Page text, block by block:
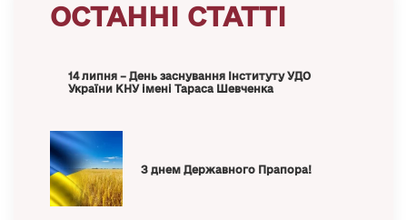
ОСТАННІ СТАТТІ
14 липня – День заснування Інституту УДО
України КНУ імені Тараса Шевченка
З днем Державного Прапора!